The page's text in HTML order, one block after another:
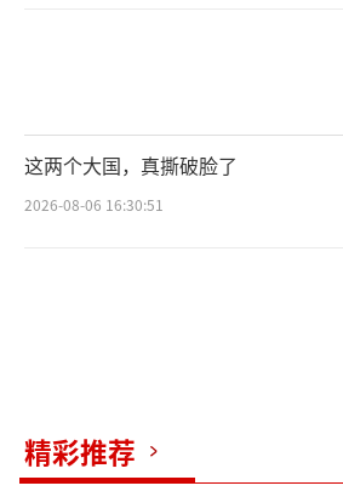
▲漯河舰正在占领补给阵位
这两个大国，真撕破脸了
2026-08-06 16:30:51
精彩推荐